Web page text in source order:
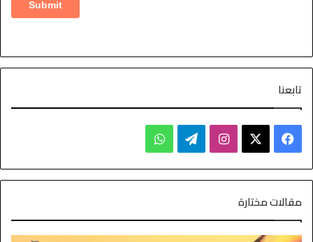
تابعنا
مقالات مختارة